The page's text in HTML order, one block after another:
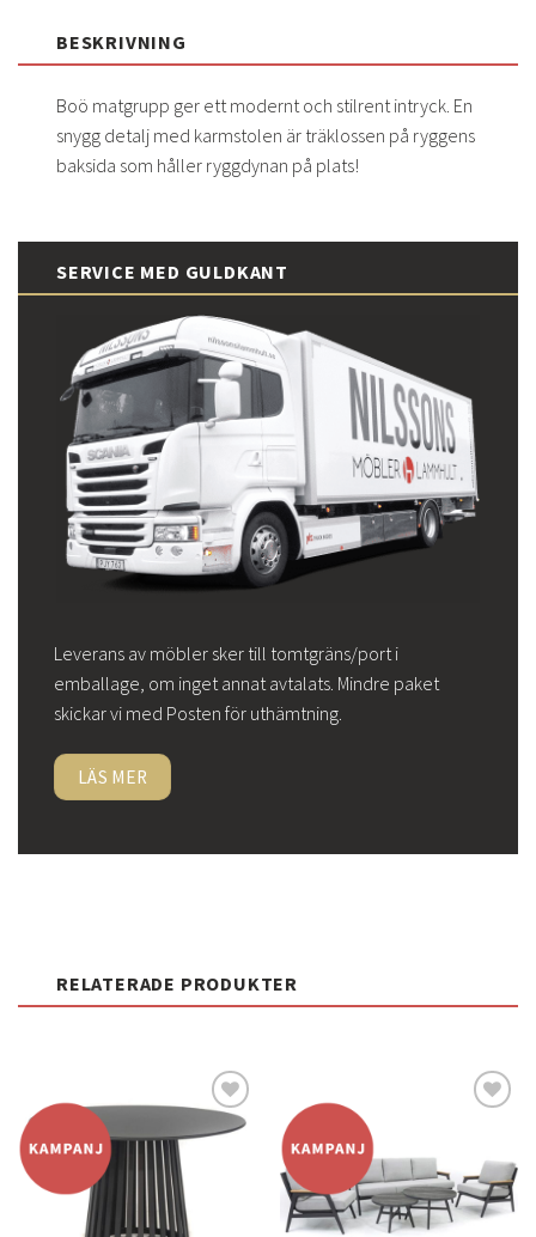
BESKRIVNING
Boö matgrupp ger ett modernt och stilrent intryck. En
snygg detalj med karmstolen är träklossen på ryggens
baksida som håller ryggdynan på plats!
SERVICE MED GULDKANT
Leverans av möbler sker till tomtgräns/port i
emballage, om inget annat avtalats. Mindre paket
skickar vi med Posten för uthämtning.
LÄS MER
RELATERADE PRODUKTER
önskelistan
till i
önskelistan